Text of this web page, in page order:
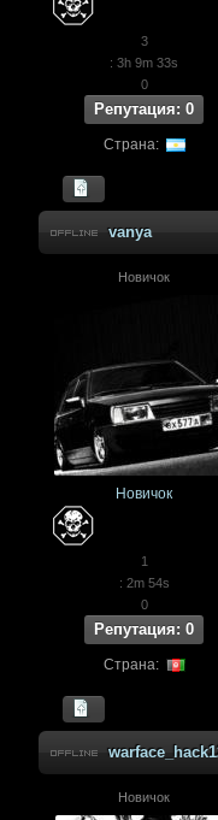
3
: 3h 9m 33s
0
Репутация: 0
Страна:
vanya
Новичок
Новичок
1
: 2m 54s
0
Репутация: 0
Страна:
Новичок